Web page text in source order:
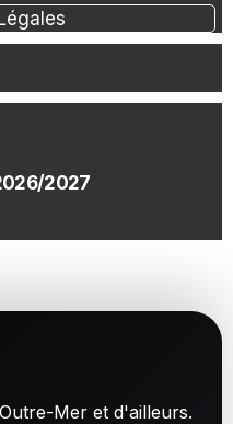
2027
Mer et d'ailleurs.